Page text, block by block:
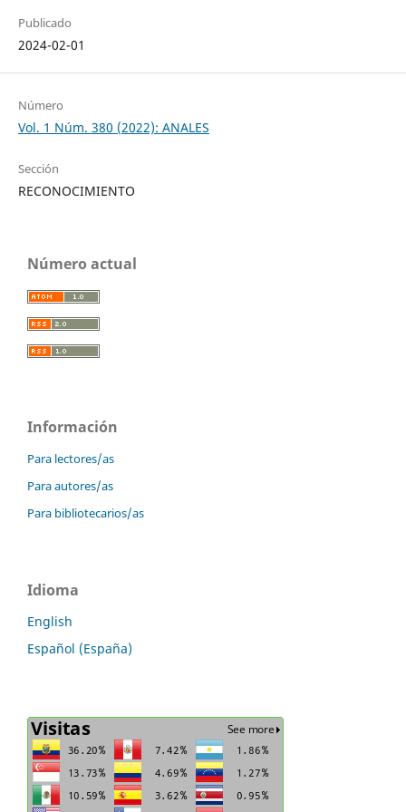
Publicado
2024-02-01
Número
Vol. 1 Núm. 380 (2022): ANALES
Sección
RECONOCIMIENTO
Número actual
Información
Para lectores/as
Para autores/as
Para bibliotecarios/as
Idioma
English
Español (España)